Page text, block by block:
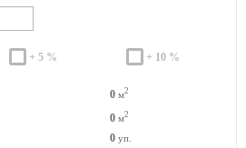
+ 5 % + 10 %
0 м2
0 м2
0 уп.